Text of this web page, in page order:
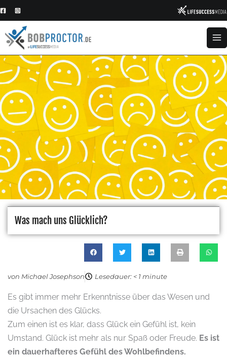
Inhalt
springen
Was mach uns Glücklich?
von Michael Josephson Lesedauer: < 1 minute
Es gibt immer mehr Erkenntnisse über das Wesen und
die Ursachen des Glücks.
Zum einen ist es klar, dass Glück ein Gefühl ist, kein
Umstand. Glück ist mehr als nur Spaß oder Freude. Es ist
ein dauerhafteres Gefühl des Wohlbefindens.